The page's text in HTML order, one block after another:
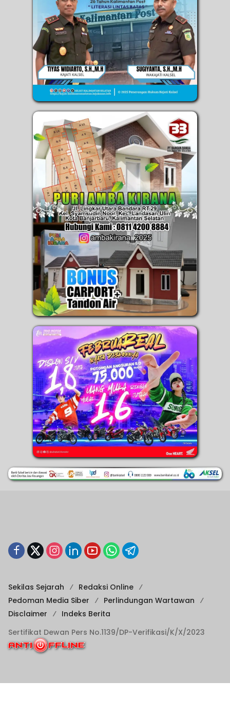
Sekilas Sejarah
Redaksi Online
Pedoman Media Siber
Perlindungan Wartawan
Disclaimer
Indeks Berita
Sertifikat Dewan Pers No.1139/DP-Verifikasi/K/X/2023